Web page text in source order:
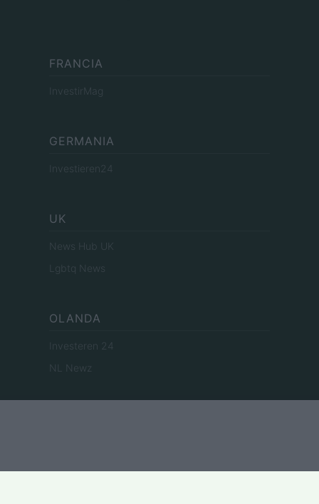
FRANCIA
InvestirMag
GERMANIA
Investieren24
UK
News Hub UK
Lgbtq News
OLANDA
Investeren 24
NL Newz